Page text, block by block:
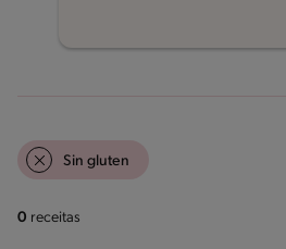
Sin gluten
0 receitas